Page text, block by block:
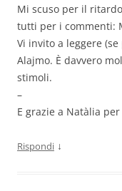
Mi scuso per il
tutti per i commenti:
Vi invito a leggere
Alajmo. È davvero
stimoli.
–
E grazie a Natàlia
Rispondi ↓